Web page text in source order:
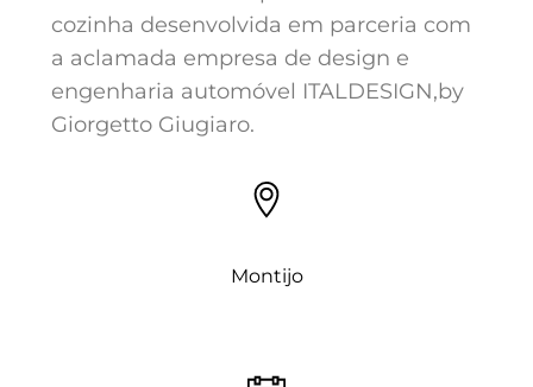
cozinha desenvolvida em parceria com
a aclamada empresa de design e
engenharia automóvel ITALDESIGN,by
Giorgetto Giugiaro.
Montijo